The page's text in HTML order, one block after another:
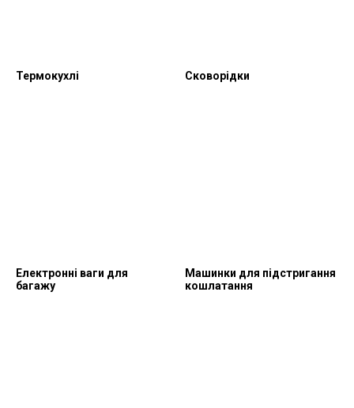
Термокухлі Сковорідки
Електронні ваги для
багажу
Машинки для підстригання
кошлатання